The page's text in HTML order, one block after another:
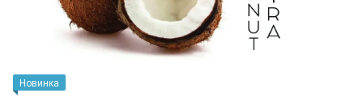
Новинка